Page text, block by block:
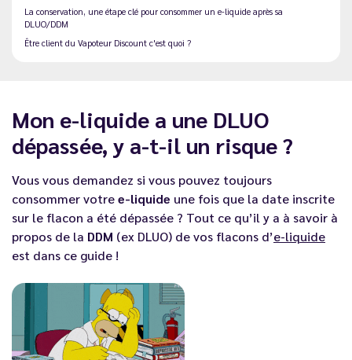
La conservation, une étape clé pour consommer un e-liquide après sa
DLUO/DDM
Être client du Vapoteur Discount c'est quoi ?
Mon e-liquide a une DLUO
dépassée, y a-t-il un risque ?
Vous vous demandez si vous pouvez toujours
consommer votree-liquide une fois que la date inscrite
sur le flacon a été dépassée ? Tout ce qu’il y a à savoir à
propos de la DDM (ex DLUO) de vos flacons d’e-liquide
est dans ce guide !